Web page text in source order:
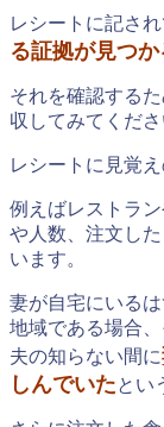
レシートに記さ
る証拠が見つ
それを確認する
収してみてくださ
レシートに見覚
例えばレストラ
や人数、注文し
います。
妻が自宅にいる
地域である場合
夫の知らない間に
しんでいたとい